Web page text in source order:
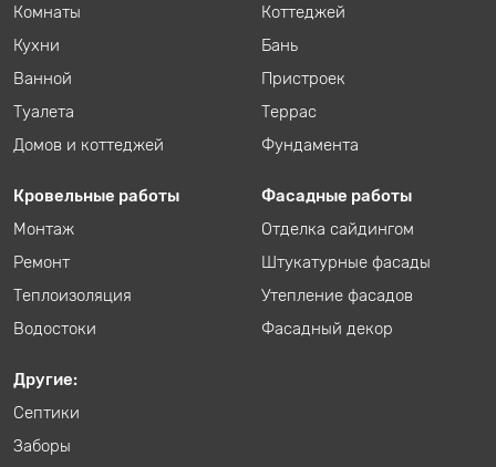
Комнаты
Кухни
Ванной
Туалета
Домов и коттеджей
Коттеджей
Бань
Пристроек
Террас
Фундамента
Кровельные работы
Монтаж
Ремонт
Теплоизоляция
Водостоки
Фасадные работы
Отделка сайдингом
Штукатурные фасады
Утепление фасадов
Фасадный декор
Другие:
Септики
Заборы